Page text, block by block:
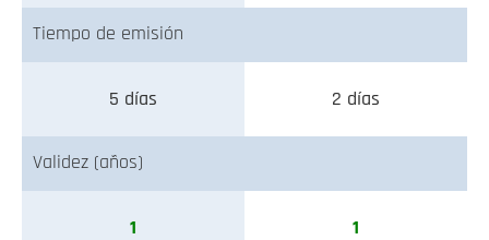
Tiempo de emisión
5 días 2 días
Validez (años)
1 1